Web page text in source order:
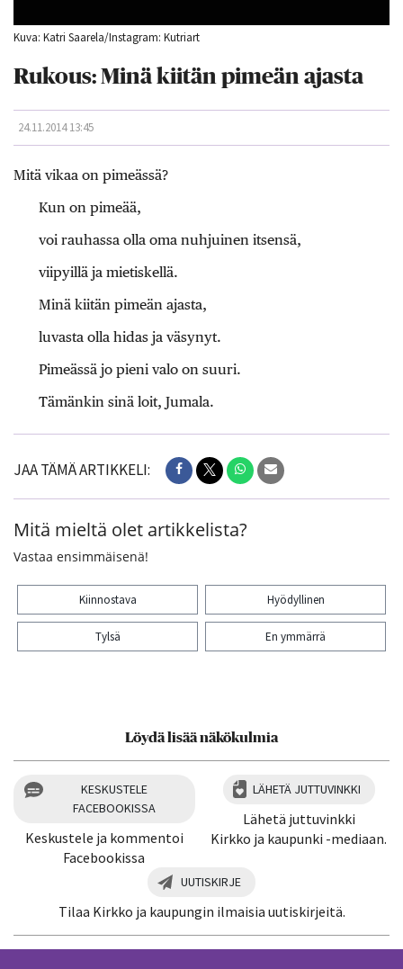
Kuva: Katri Saarela/Instagram: Kutriart
Rukous: Minä kiitän pimeän ajasta
24.11.2014 13:45
Mitä vikaa on pimeässä?
Kun on pimeää,
voi rauhassa olla oma nuhjuinen itsensä,
viipyillä ja mietiskellä.
Minä kiitän pimeän ajasta,
luvasta olla hidas ja väsynyt.
Pimeässä jo pieni valo on suuri.
Tämänkin sinä loit, Jumala.
JAA TÄMÄ ARTIKKELI:
Mitä mieltä olet artikkelista?
Vastaa ensimmäisenä!
Kiinnostava Hyödyllinen
Tylsä En ymmärrä
Löydä lisää näkökulmia
KESKUSTELE
FACEBOOKISSA
Keskustele ja kommentoi
Facebookissa
LÄHETÄ JUTTUVINKKI
Lähetä juttuvinkki
Kirkko ja kaupunki -mediaan.
UUTISKIRJE
Tilaa Kirkko ja kaupungin ilmaisia uutiskirjeitä.